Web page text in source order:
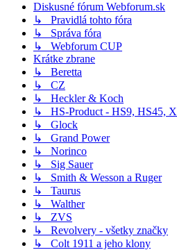
Diskusné fórum Webforum.sk
↳ Pravidlá tohto fóra
↳ Správa fóra
↳ Webforum CUP
Krátke zbrane
↳ Beretta
↳ CZ
↳ Heckler & Koch
↳ HS-Product - HS9, HS45,
↳ Glock
↳ Grand Power
↳ Norinco
↳ Sig Sauer
↳ Smith & Wesson a Ruger
↳ Taurus
↳ Walther
↳ ZVS
↳ Revolvery - všetky značky
↳ Colt 1911 a jeho klony